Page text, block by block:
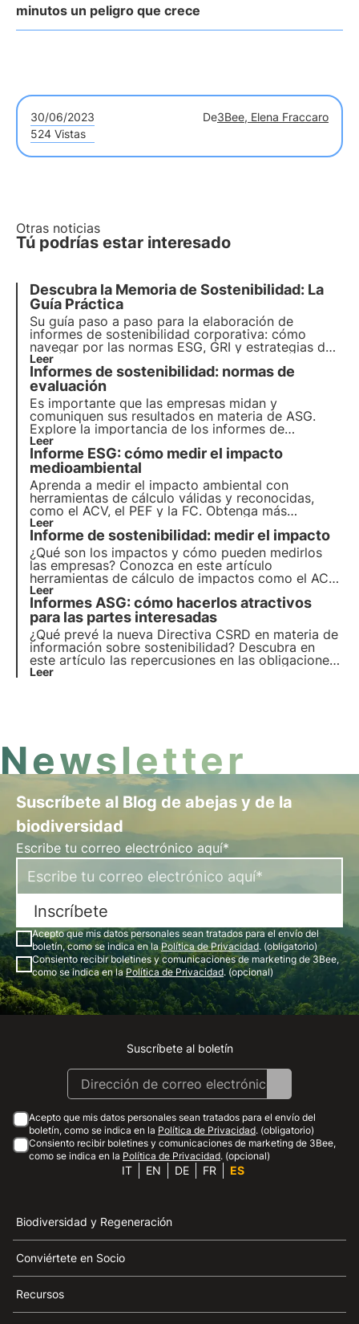
minutos un peligro que crece
30/06/2023 De3Bee, Elena Fraccaro
524 Vistas
Otras noticias
Tú podrías estar interesado
Descubra la Memoria de Sostenibilidad: La
Guía Práctica
Su guía paso a paso para la elaboración de
informes de sostenibilidad corporativa: cómo
navegar por las normas ESG, GRI y estrategias de
éxito para un futuro más ecológico y responsable.
Elija 3Bee para su informe de sostenibilidad
Leer
Informes de sostenibilidad: normas de
evaluación
Es importante que las empresas midan y
comuniquen sus resultados en materia de ASG.
Explore la importancia de los informes de
sostenibilidad y el papel de las normas para lograr
su cumplimiento. Conozca el enfoque de 3Bee y
cómo sus proyectos se alinean con los objetivos
globales de sostenibilidad.
Leer
Informe ESG: cómo medir el impacto
medioambiental
Aprenda a medir el impacto ambiental con
herramientas de cálculo válidas y reconocidas,
como el ACV, el PEF y la FC. Obtenga más
información sobre la evaluación eficaz del impacto
y la comunicación para su informe de
sostenibilidad ESG descargando la nueva guía
práctica de 3Bee.
Leer
Informe de sostenibilidad: medir el impacto
¿Qué son los impactos y cómo pueden medirlos
las empresas? Conozca en este artículo
herramientas de cálculo de impactos como el ACV
y el GHG Protocol. Aprende más con las Píldoras
del Oasis, la Academia Digital de 3Bee para
profesionales de la sostenibilidad.
Leer
Informes ASG: cómo hacerlos atractivos
para las partes interesadas
¿Qué prevé la nueva Directiva CSRD en materia de
información sobre sostenibilidad? Descubra en
este artículo las repercusiones en las obligaciones
de las empresas. Aprende más con las Píldoras del
Leer
Newsletter
Suscríbete al Blog de abejas y de la
biodiversidad
Escribe tu correo electrónico aquí*
Inscríbete
Acepto que mis datos personales sean tratados para el envío del
boletín, como se indica en laPolítica de Privacidad. (obligatorio)
Consiento recibir boletines y comunicaciones de marketing de 3Bee,
como se indica en laPolítica de Privacidad. (opcional)
Instagram
Facebook
Linkedin
Youtube
Suscríbete al boletín
Acepto que mis datos personales sean tratados para el envío del
boletín, como se indica en la Política de Privacidad. (obligatorio)
Consiento recibir boletines y comunicaciones de marketing de 3Bee,
como se indica en la Política de Privacidad. (opcional)
IT EN DE FR ES
Biodiversidad y Regeneración
Conviértete en Socio
Recursos